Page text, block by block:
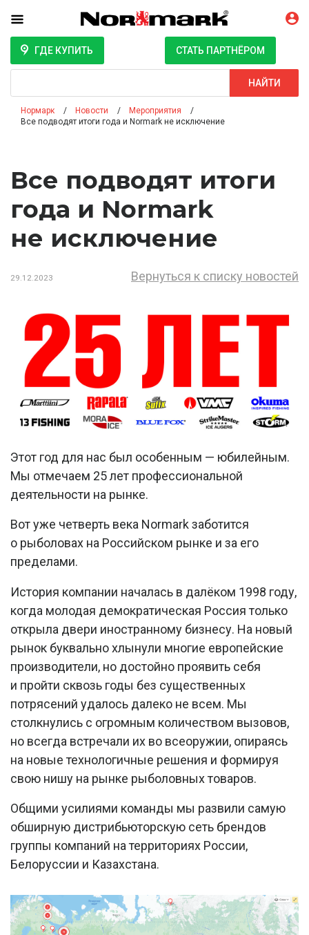
ГДЕ КУПИТЬ СТАТЬ ПАРТНЁРОМ
НАЙТИ
Нормарк Новости
Мероприятия
Все подводят итоги года и Normark не исключение
Все подводят итоги
года и Normark
не исключение
29.12.2023 Вернуться к списку новостей
Этот год для нас был особенным — юбилейным.
Мы отмечаем 25 лет профессиональной
деятельности на рынке.
Вот уже четверть века Normark заботится
о рыболовах на Российском рынке и за его
пределами.
История компании началась в далёком 1998 году,
когда молодая демократическая Россия только
открыла двери иностранному бизнесу. На новый
рынок буквально хлынули многие европейские
производители, но достойно проявить себя
и пройти сквозь годы без существенных
потрясений удалось далеко не всем. Мы
столкнулись с огромным количеством вызовов,
но всегда встречали их во всеоружии, опираясь
на новые технологичные решения и формируя
свою нишу на рынке рыболовных товаров.
Общими усилиями команды мы развили самую
обширную дистрибьюторскую сеть брендов
группы компаний на территориях России,
Белоруссии и Казахстана.